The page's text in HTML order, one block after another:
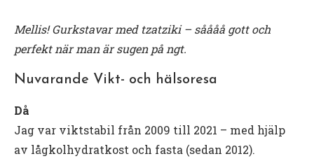
Mellis! Gurkstavar med tzatziki – såååå gott och
perfekt när man är sugen på ngt.
Nuvarande Vikt- och hälsoresa
Då
Jag var viktstabil från 2009 till 2021 – med hjälp
av lågkolhydratkost och fasta (sedan 2012).